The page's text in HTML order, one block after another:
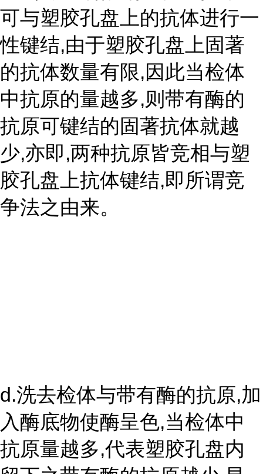
可与塑胶孔盘上的抗体进行一
性键结,由于塑胶孔盘上固著
的抗体数量有限,因此当检体
中抗原的量越多,则带有酶的
抗原可键结的固著抗体就越
少,亦即,两种抗原皆竞相与塑
胶孔盘上抗体键结,即所谓竞
争法之由来。
d.洗去检体与带有酶的抗原,加
入酶底物使酶呈色,当检体中
抗原量越多,代表塑胶孔盘内